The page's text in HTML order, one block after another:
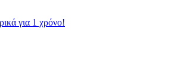
για 1 χρόνο!